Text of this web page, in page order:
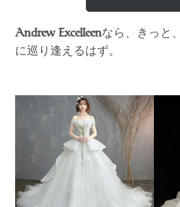
Andrew Excelleenなら、きっと
に巡り逢えるはず。